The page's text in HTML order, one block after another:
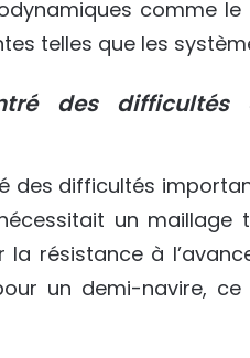
comme le
telles que les
des
des difficultés
nécessitait un
la résistance à
un demi-navire,